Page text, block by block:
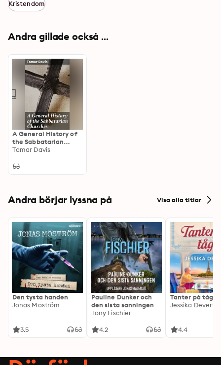
Kristendom
Andra gillade också ...
A General History of
the Sabbatarian
Churches: Exploring
Sabbath Observance
Tamar Davis
Andra börjar lyssna på Visa alla titlar
Den tysta handen
Jonas Moström
3.5
Pauline Dunker och
den sista sanningen
Tony Fischier
4.2
Tanter på tåg
Jessika Devert
4.4